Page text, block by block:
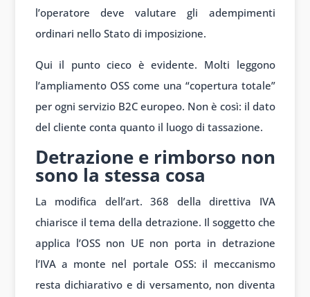
l’operatore deve valutare gli adempimenti
ordinari nello Stato di imposizione.
Qui il punto cieco è evidente. Molti leggono
l’ampliamento OSS come una “copertura totale”
per ogni servizio B2C europeo. Non è così: il dato
del cliente conta quanto il luogo di tassazione.
Detrazione e rimborso non
sono la stessa cosa
La modifica dell’art. 368 della direttiva IVA
chiarisce il tema della detrazione. Il soggetto che
applica l’OSS non UE non porta in detrazione
l’IVA a monte nel portale OSS: il meccanismo
resta dichiarativo e di versamento, non diventa